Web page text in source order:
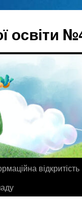
освіти
відкритість